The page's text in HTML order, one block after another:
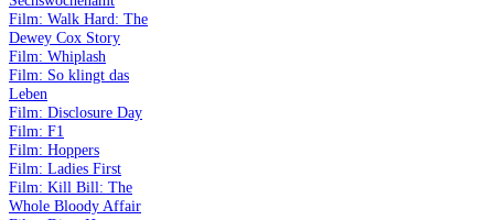
Film: Walk Hard: The
Dewey Cox Story
Film: Whiplash
Film: So klingt das
Leben
Film: Disclosure Day
Film: F1
Film: Hoppers
Film: Ladies First
Film: Kill Bill: The
Whole Bloody Affair